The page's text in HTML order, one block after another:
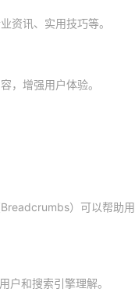
资讯、实用技巧等。
，增强用户体验。
）可以帮助用
户和搜索引擎理解。